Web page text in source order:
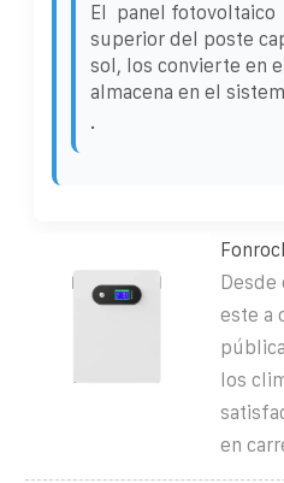
El panel fotovoltaico
superior del poste
sol, los convierte en
almacena en el
.
este a
los
en